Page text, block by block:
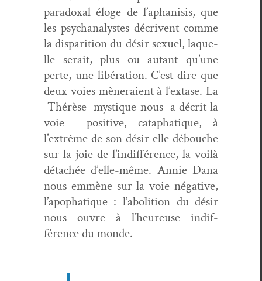
para­dox­al éloge de l’aphanisis, que
les psy­ch­an­a­lystes décrivent comme
la dis­pari­tion du désir sex­uel, laque­
lle serait, plus ou autant qu’une
perte, une libéra­tion. C’est dire que
deux voies mèn­eraient à l’extase. La
Thérèse mys­tique nous a décrit la
voie pos­i­tive, cat­apha­tique, à
l’extrême de son désir elle débouche
sur la joie de l’indifférence, la voilà
détachée d’elle-même. Annie Dana
nous emmène sur la voie néga­tive,
l’apophatique : l’abolition du désir
nous ouvre à l’heureuse indif­
férence du monde.